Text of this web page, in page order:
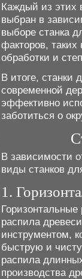
Каждый из этих
выбран в
выборе станка
факторов, таких
обработки и
В итоге, станки
современной
эффективно
заботиться о
В зависимости
виды станков
1.
распила
инструментом,
быструю и
распила
производства